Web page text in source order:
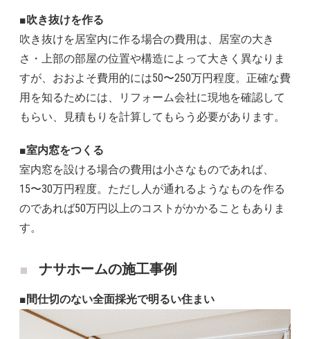
■吹き抜けを作る
吹き抜けを居室内に作る場合の費用は、居室の大き
さ・上部の部屋の位置や構造によって大きく異なりま
すが、おおよそ費用的には50〜250万円程度。正確な費
用を知るためには、リフォーム会社に現地を確認して
もらい、見積もりを計算してもらう必要があります。
■室内窓をつくる
室内窓を設ける場合の費用は小さなものであれば、
15〜30万円程度。ただし人が通れるようなものを作る
のであれば50万円以上のコストがかかることもありま
す。
ナサホームの施工事例
■間仕切のない全面採光で明るい住まい